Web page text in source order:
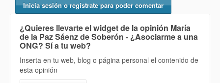
Inicia sesión o regístrate para poder comentar
¿Quieres llevarte el widget de la opinión María
de la Paz Sáenz de Soberón - ¿Asociarme a una
ONG? Sía tu web?
Inserta en tu web, blog o página personal el contenido de
esta opinión